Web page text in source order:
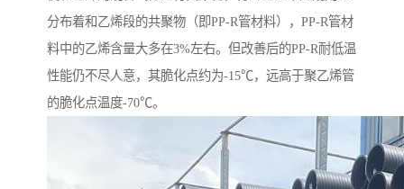
分布着和乙烯段的共聚物（即PP-R管材料），PP-R管材
料中的乙烯含量大多在3%左右。但改善后的PP-R耐低温
性能仍不尽人意，其脆化点约为-15℃，远高于聚乙烯管
的脆化点温度-70℃。